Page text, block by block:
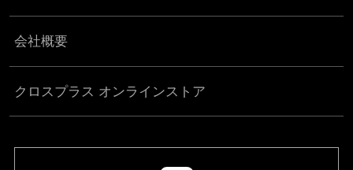
会社概要
クロスプラス オンラインストア